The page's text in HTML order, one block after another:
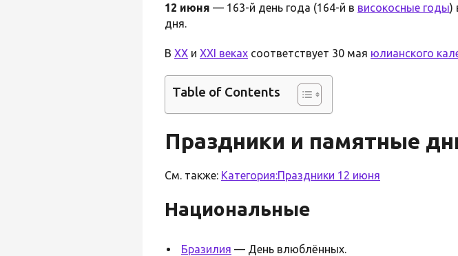
12 июня — 163-й день года (164-й в високосные годы)
дня.
В XX и XXI веках соответствует 30 мая юлианского
Table of Contents
Праздники и памятные
См. также: Категория:Праздники 12 июня
Национальные
Бразилия — День влюблённых.